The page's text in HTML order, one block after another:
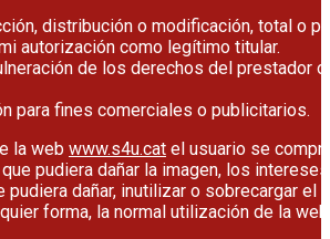
distribución o modificación, total o
autorización como legítimo titular.
de los derechos del prestador
para fines comerciales o publicitarios.
la web www.s4u.cat el usuario se
pudiera dañar la imagen, los
pudiera dañar, inutilizar o sobrecargar el
forma, la normal utilización de la